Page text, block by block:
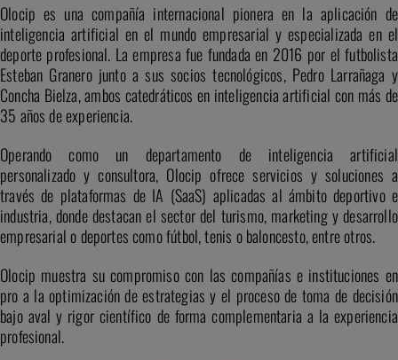
Olocip es una compañía internacional pionera en la aplicación de
inteligencia artificial en el mundo empresarial y especializada en el
deporte profesional. La empresa fue fundada en 2016 por el futbolista
Esteban Granero junto a sus socios tecnológicos, Pedro Larrañaga y
Concha Bielza, ambos catedráticos en inteligencia artificial con más de
35 años de experiencia.
Operando como un departamento de inteligencia artificial
personalizado y consultora, Olocip ofrece servicios y soluciones a
través de plataformas de IA (SaaS) aplicadas al ámbito deportivo e
industria, donde destacan el sector del turismo, marketing y desarrollo
empresarial o deportes como fútbol, tenis o baloncesto, entre otros.
Olocip muestra su compromiso con las compañías e instituciones en
pro a la optimización de estrategias y el proceso de toma de decisión
bajo aval y rigor científico de forma complementaria a la experiencia
profesional.